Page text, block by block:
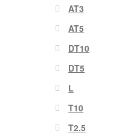
AT3
AT5
DT10
DT5
L
T10
T2.5